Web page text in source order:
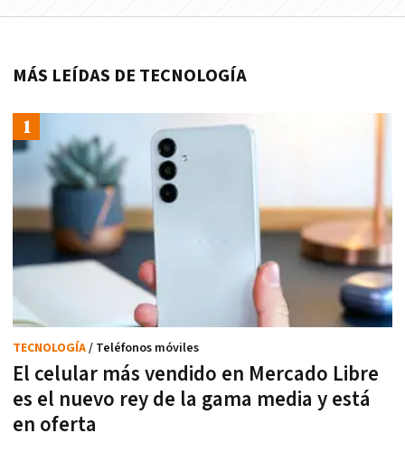
MÁS LEÍDAS DE TECNOLOGÍA
El celular más vendido en Mercado Libre
es el nuevo rey de la gama media y está
en oferta
TECNOLOGÍA/ Teléfonos móviles